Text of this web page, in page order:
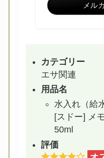
メル
カテゴリー
エサ関連
用品名
水入れ（給
[スドー] メ
50ml
評価